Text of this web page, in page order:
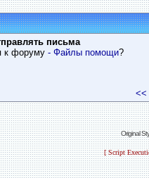
письма
к форуму - Файлы помощи?
<<
Original
[ Script